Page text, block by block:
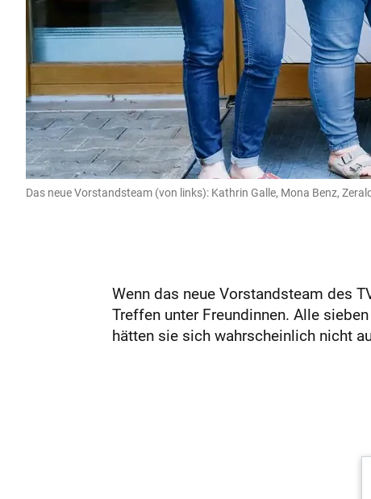
Das neue Vorstandsteam (von links): Kathrin Galle, Mona Benz,
Wenn das neue Vorstandsteam des
Treffen unter Freundinnen. Alle
hätten sie sich wahrscheinlich nicht